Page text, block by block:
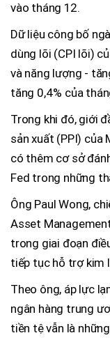
vào tháng 12.
Dữ liệu công bố
dùng lõi (CPI lõi)
và năng lượng -
tăng 0,4% của
Trong khi đó, giới
sản xuất (PPI) của
có thêm cơ sở
Fed trong những
Ông Paul Wong,
Asset
trong giai đoạn
tiếp tục hỗ trợ kim
Theo ông, áp lực
ngân hàng trung
tiền tệ vẫn là